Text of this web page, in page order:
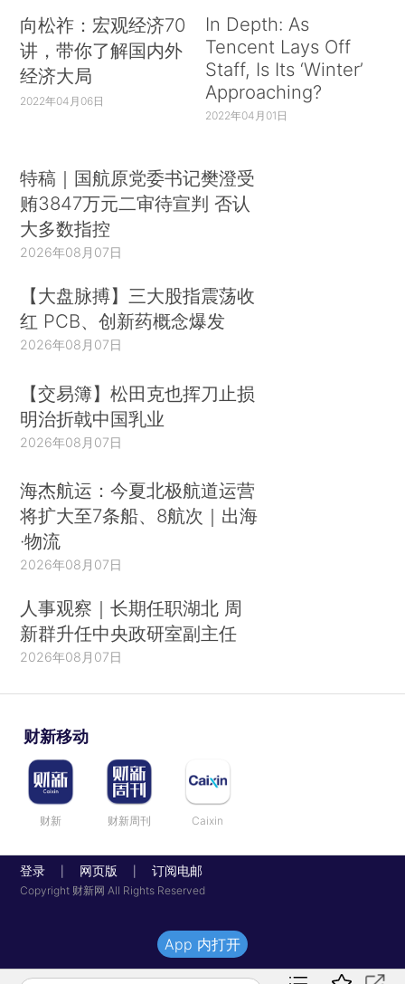
向松祚：宏观经济70
讲，带你了解国内外
经济大局
2022年04月06日
In Depth: As
Tencent Lays Off
Staff, Is Its ‘Winter’
Approaching?
2022年04月01日
特稿｜国航原党委书记樊澄受
贿3847万元二审待宣判 否认
大多数指控
2026年08月07日
【大盘脉搏】三大股指震荡收
红 PCB、创新药概念爆发
2026年08月07日
【交易簿】松田克也挥刀止损
明治折戟中国乳业
2026年08月07日
海杰航运：今夏北极航道运营
将扩大至7条船、8航次｜出海
·物流
2026年08月07日
人事观察｜长期任职湖北 周
新群升任中央政研室副主任
2026年08月07日
财新移动
财新 财新周刊 Caixin
登录 网页版 订阅电邮
Copyright 财新网 All Rights Reserved
App 内打开